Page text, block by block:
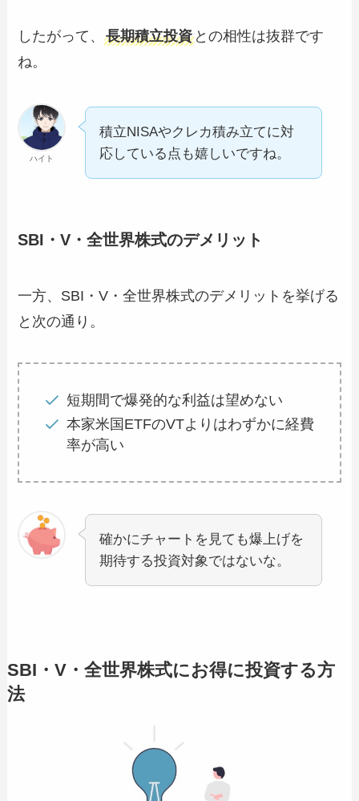
したがって、長期積立投資 との相性は抜群です
ね。
ハイト
積立NISAやクレカ積み立てに対
応している点も嬉しいですね。
SBI・V・全世界株式のデメリット
一方、SBI・V・全世界株式のデメリットを挙げる
と次の通り。
短期間で爆発的な利益は望めない
本家米国ETFのVTよりはわずかに経費
率が高い
確かにチャートを見ても爆上げを
期待する投資対象ではないな。
SBI・V・全世界株式にお得に投資する方
法